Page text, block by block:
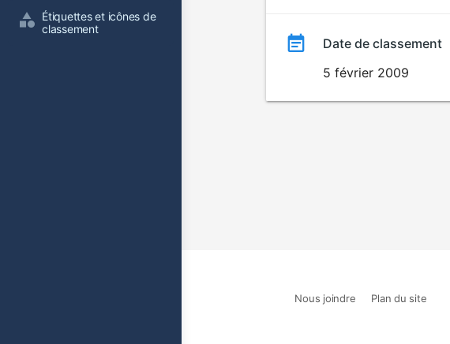
Étiquettes et icônes de
classement
Date de classement
5 février 2009
Nous joindre Plan du site